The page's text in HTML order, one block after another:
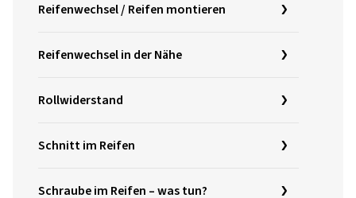
Reifenwechsel / Reifen montieren
Reifenwechsel in der Nähe
Rollwiderstand
Schnitt im Reifen
Schraube im Reifen – was tun?